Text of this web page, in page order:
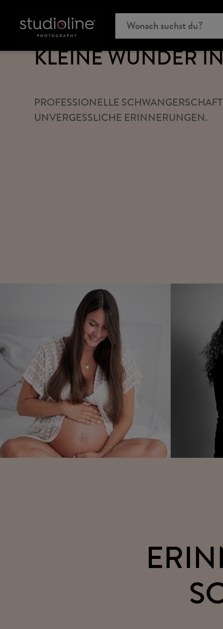
BABYBAUCH
KLEINE WUNDER
PROFESSIONELLE
UNVERGESSLICHE ERINNERUNGEN.